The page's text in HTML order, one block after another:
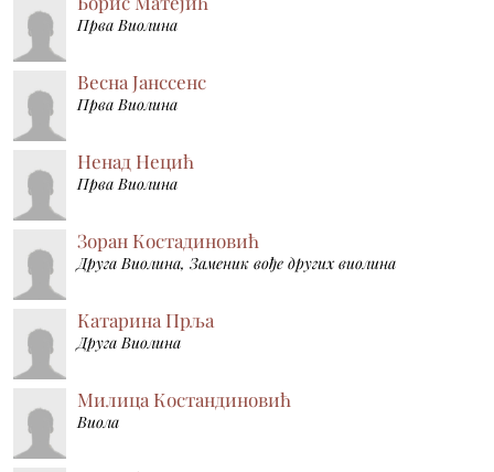
Прва Виолина
Весна Јанссенс
Прва Виолина
Ненад Нецић
Прва Виолина
Зоран Костадиновић
Друга Виолина, Заменик вође других виолина
Катарина Прља
Друга Виолина
Милица Костандиновић
Виола